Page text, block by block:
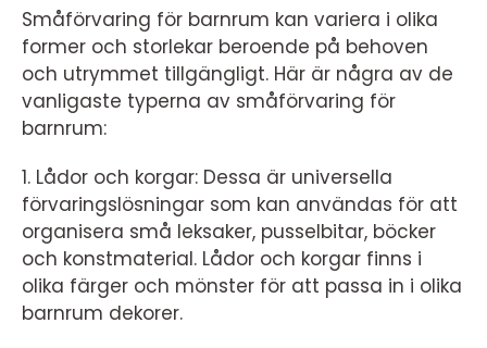
Småförvaring för barnrum kan variera i olika
former och storlekar beroende på behoven
och utrymmet tillgängligt. Här är några av de
vanligaste typerna av småförvaring för
barnrum:
1. Lådor och korgar: Dessa är universella
förvaringslösningar som kan användas för att
organisera små leksaker, pusselbitar, böcker
och konstmaterial. Lådor och korgar finns i
olika färger och mönster för att passa in i olika
barnrum dekorer.